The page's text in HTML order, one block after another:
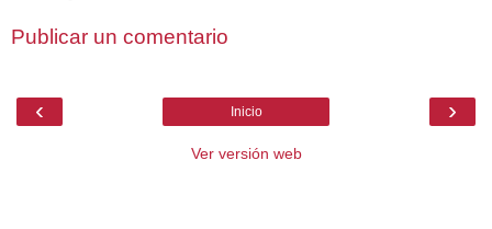
Publicar un comentario
‹ ›
Inicio
Ver versión web